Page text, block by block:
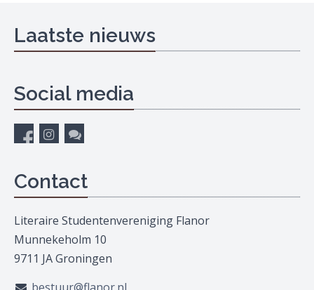
Laatste nieuws
Social media
Contact
Literaire Studentenvereniging Flanor
Munnekeholm 10
9711 JA Groningen
bestuur@flanor.nl